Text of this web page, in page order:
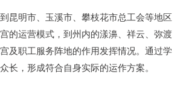
昆明市、玉溪市、攀枝花市总工会等地区
的运营模式，到州内的漾濞、祥云、弥渡
及职工服务阵地的作用发挥情况。通过学
长，形成符合自身实际的运作方案。